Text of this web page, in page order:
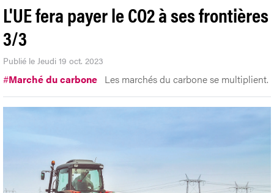
L'UE fera payer le CO2 à ses frontières
3/3
Publié le Jeudi 19 oct. 2023
#Marché du carbone Les marchés du carbone se multiplient.